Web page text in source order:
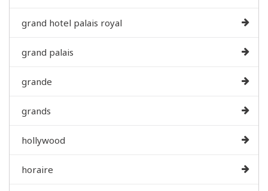
grand hotel palais royal
grand palais
grande
grands
hollywood
horaire